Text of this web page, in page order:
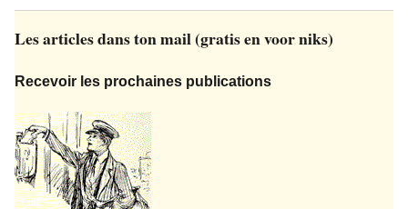
Les articles dans ton mail (gratis en voor niks)
Recevoir les prochaines publications